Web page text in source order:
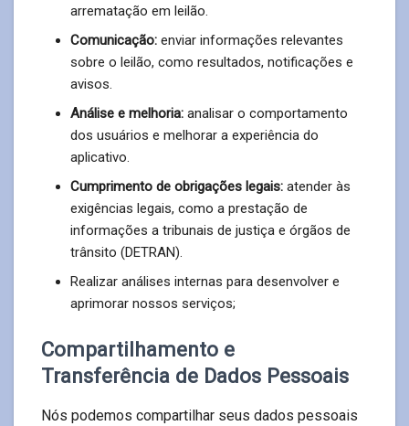
arrematação em leilão.
Comunicação: enviar informações relevantes
sobre o leilão, como resultados, notificações e
avisos.
Análise e melhoria: analisar o comportamento
dos usuários e melhorar a experiência do
aplicativo.
Cumprimento de obrigações legais: atender às
exigências legais, como a prestação de
informações a tribunais de justiça e órgãos de
trânsito (DETRAN).
Realizar análises internas para desenvolver e
aprimorar nossos serviços;
Compartilhamento e
Transferência de Dados Pessoais
Nós podemos compartilhar seus dados pessoais